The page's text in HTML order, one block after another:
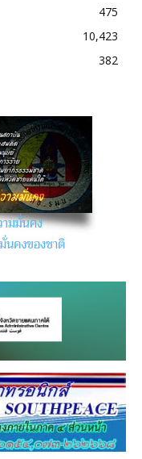
475
10,423
382